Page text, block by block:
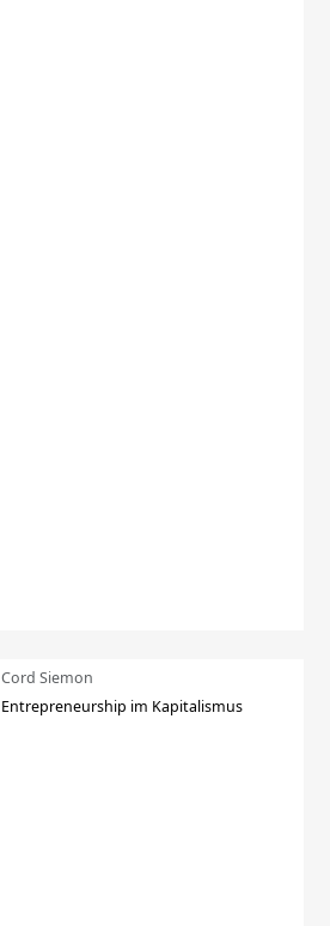
Cord Siemon
Entrepreneurship im Kapitalismus